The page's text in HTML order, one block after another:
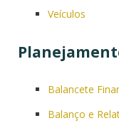
Veículos
Balancete
Balanço e